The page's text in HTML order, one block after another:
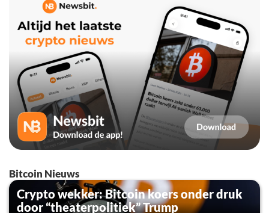
Bitcoin Nieuws
Crypto wekker: Bitcoin koers onder druk
door “theaterpolitiek” Trump